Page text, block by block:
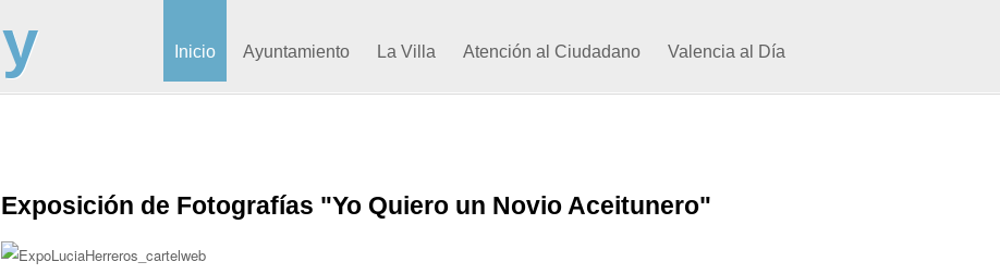
Inicio Ayuntamiento La Villa Atención al Ciudadano Valencia al Día
Exposición de Fotografías "Yo Quiero un Novio Aceitunero"